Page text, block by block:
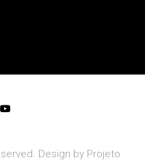
Design by Projeto